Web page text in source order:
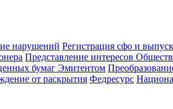
нарушений Регистрация сфо и
Представление интересов
бумаг Эмитентом
от раскрытия Федресурс